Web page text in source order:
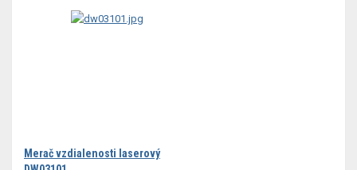
Merač vzdialenosti laserový